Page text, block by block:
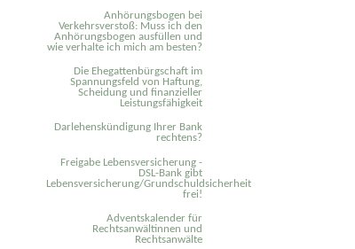
Anhörungsbogen bei
Verkehrsverstoß: Muss ich den
Anhörungsbogen ausfüllen und
wie verhalte ich mich am besten?
Die Ehegattenbürgschaft im
Spannungsfeld von Haftung,
Scheidung und finanzieller
Leistungsfähigkeit
Darlehenskündigung Ihrer Bank
rechtens?
Freigabe Lebensversicherung -
DSL-Bank gibt
Lebensversicherung/Grundschuldsicherheit
frei!
Adventskalender für
Rechtsanwältinnen und
Rechtsanwälte